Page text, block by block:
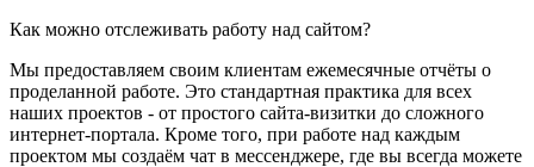
Как можно отслеживать работу над сайтом?
Мы предоставляем своим клиентам ежемесячные отчёты о
проделанной работе. Это стандартная практика для всех
наших проектов - от простого сайта-визитки до сложного
интернет-портала. Кроме того, при работе над каждым
проектом мы создаём чат в мессенджере, где вы всегда можете